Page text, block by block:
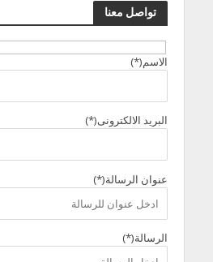
تواصل معنا
الاسم(*)
البريد الالكترونى(*)
عنوان الرسالة(*)
الرسالة(*)